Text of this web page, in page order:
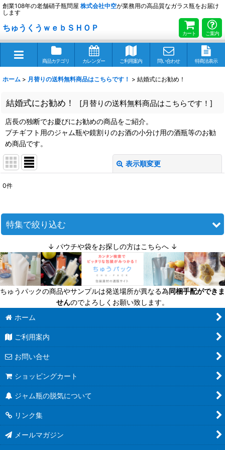
創業108年の老舗硝子瓶問屋 株式会社中空が業務用の高品質なガラス瓶をお届け
します
ちゅうくうｗｅｂＳＨＯＰ
カート ご案内
商品カテゴリ カレンダー ご利用案内 問い合わせ 特商法表示
ホーム > 月替りの送料無料商品はこちらです！ > 結婚式にお勧め！
結婚式にお勧め！ [月替りの送料無料商品はこちらです！ ]
店長の独断でお慶びにお勧めの商品をご紹介。
プチギフト用のジャム瓶や鏡割りのお酒の小分け用の酒瓶等のお勧
め商品です。
表示順変更
並び順 :
絞り込む
0件
特集で絞り込む
迷ったら定番商品！
送料無料商品
超軽量瓶
六角びん
八角びん
角びん全て
マヨネーズびん
お酒のテイクアウト容器
人気のハーバリウム瓶
↓ パウチや袋をお探しの方はこちらへ ↓
ちゅうパックの商品やサンプルは発送場所が異なる為同梱手配ができま
せんのでよろしくお願い致します。
ホーム
ご利用案内
お問い合せ
ショッピングカート
ジャム瓶の脱気について
リンク集
メールマガジン